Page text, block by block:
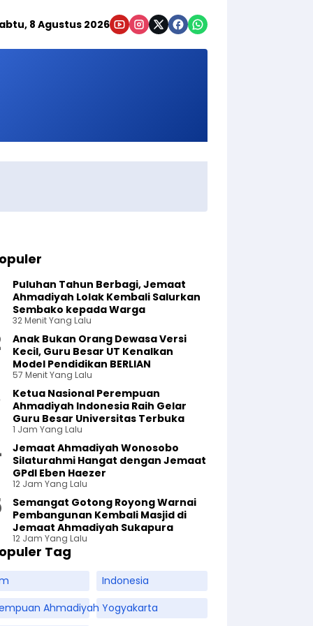
8 Agustus 2026
Puluhan Tahun Berbagi, Jemaat
Ahmadiyah Lolak Kembali Salurkan
Sembako kepada Warga
32 Menit Yang Lalu
Anak Bukan Orang Dewasa Versi
Kecil, Guru Besar UT Kenalkan
Model Pendidikan BERLIAN
57 Menit Yang Lalu
Ketua Nasional Perempuan
Ahmadiyah Indonesia Raih Gelar
Guru Besar Universitas Terbuka
1 Jam Yang Lalu
Jemaat Ahmadiyah Wonosobo
Silaturahmi Hangat dengan Jemaat
GPdI Eben Haezer
12 Jam Yang Lalu
Semangat Gotong Royong Warnai
Pembangunan Kembali Masjid di
Jemaat Ahmadiyah Sukapura
12 Jam Yang Lalu
Tag
Indonesia
Ahmadiyah Yogyakarta